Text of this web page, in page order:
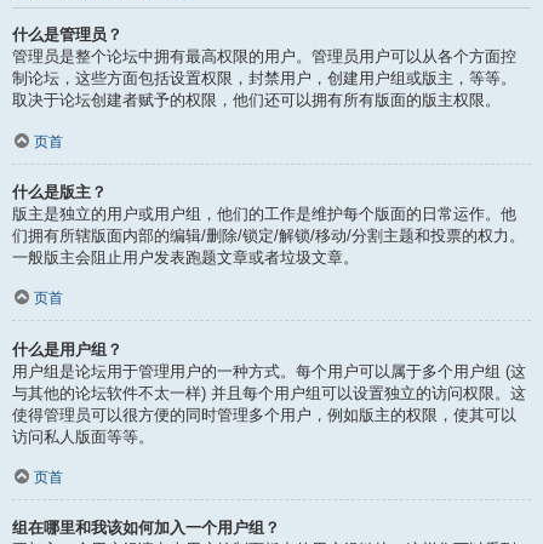
什么是管理员？
管理员是整个论坛中拥有最高权限的用户。管理员用户可以从各个方面控
制论坛，这些方面包括设置权限，封禁用户，创建用户组或版主，等等。
取决于论坛创建者赋予的权限，他们还可以拥有所有版面的版主权限。
页首
什么是版主？
版主是独立的用户或用户组，他们的工作是维护每个版面的日常运作。他
们拥有所辖版面内部的编辑/删除/锁定/解锁/移动/分割主题和投票的权力。
一般版主会阻止用户发表跑题文章或者垃圾文章。
页首
什么是用户组？
用户组是论坛用于管理用户的一种方式。每个用户可以属于多个用户组 (这
与其他的论坛软件不太一样) 并且每个用户组可以设置独立的访问权限。这
使得管理员可以很方便的同时管理多个用户，例如版主的权限，使其可以
访问私人版面等等。
页首
组在哪里和我该如何加入一个用户组？